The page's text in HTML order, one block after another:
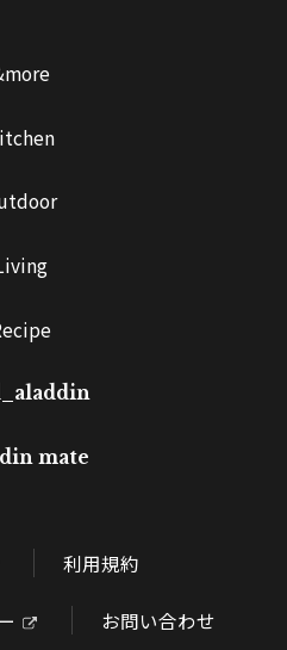
mate
利用規約
お問い合わせ